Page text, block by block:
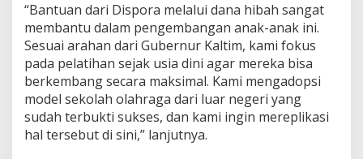
“Bantuan dari Dispora melalui dana hibah sangat
membantu dalam pengembangan anak-anak ini.
Sesuai arahan dari Gubernur Kaltim, kami fokus
pada pelatihan sejak usia dini agar mereka bisa
berkembang secara maksimal. Kami mengadopsi
model sekolah olahraga dari luar negeri yang
sudah terbukti sukses, dan kami ingin mereplikasi
hal tersebut di sini,” lanjutnya.